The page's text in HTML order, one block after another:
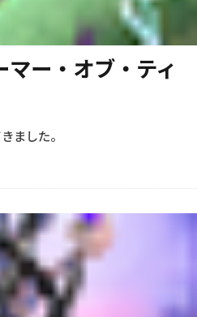
ー・オブ・ティ
ました。